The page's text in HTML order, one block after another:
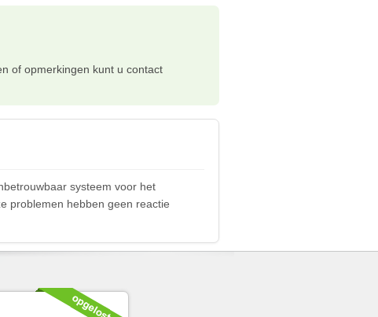
of opmerkingen kunt u contact
systeem voor het
problemen hebben geen reactie